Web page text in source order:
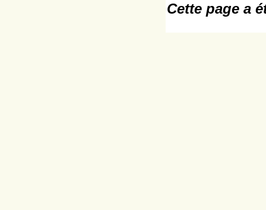
Cette page a